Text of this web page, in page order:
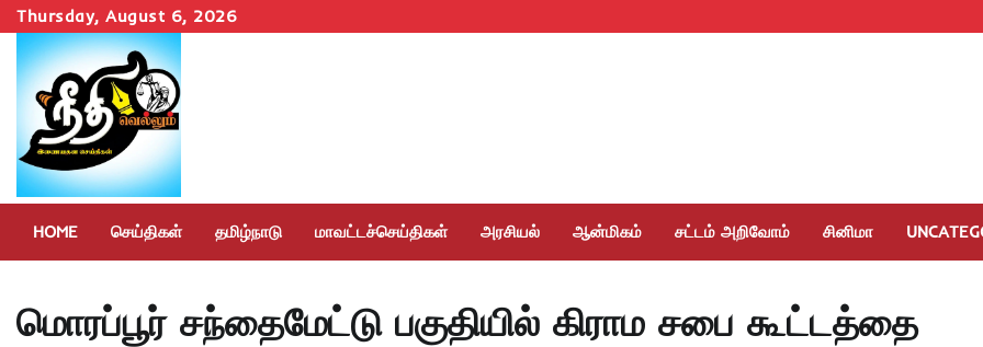
Skip
to
content
Thursday, August 6, 2026
HOME செய்திகள் தமிழ்நாடு மாவட்டச்செய்திகள் அரசியல் ஆன்மிகம் சட்டம் அறிவோம் சினிமா
மொரப்பூர் சந்தைமேட்டு பகுதியில் கிராம சபை கூட்டத்தை